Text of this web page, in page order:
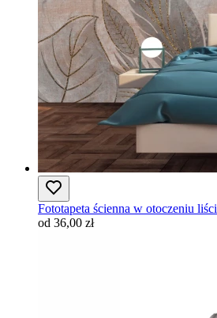
Fototapeta ścienna w otoczeniu liści
od 36,00 zł